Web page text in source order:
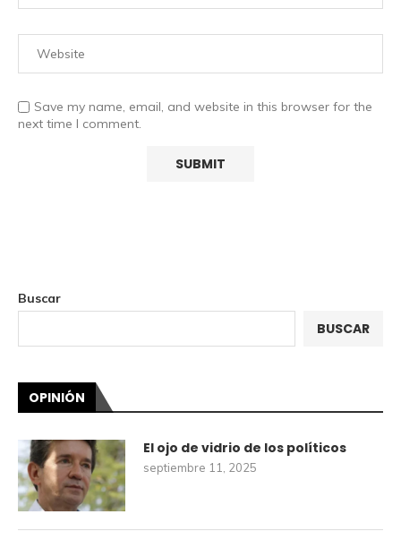
Save my name, email, and website in this browser for the
next time I comment.
Buscar
BUSCAR
OPINIÓN
El ojo de vidrio de los políticos
septiembre 11, 2025